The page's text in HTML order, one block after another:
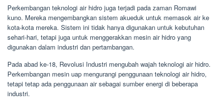
Perkembangan teknologi air hidro juga terjadi pada zaman Romawi
kuno. Mereka mengembangkan sistem akueduk untuk memasok air ke
kota-kota mereka. Sistem ini tidak hanya digunakan untuk kebutuhan
sehari-hari, tetapi juga untuk menggerakkan mesin air hidro yang
digunakan dalam industri dan pertambangan.
Pada abad ke-18, Revolusi Industri mengubah wajah teknologi air hidro.
Perkembangan mesin uap mengurangi penggunaan teknologi air hidro,
tetapi tetap ada penggunaan air sebagai sumber energi di beberapa
industri.